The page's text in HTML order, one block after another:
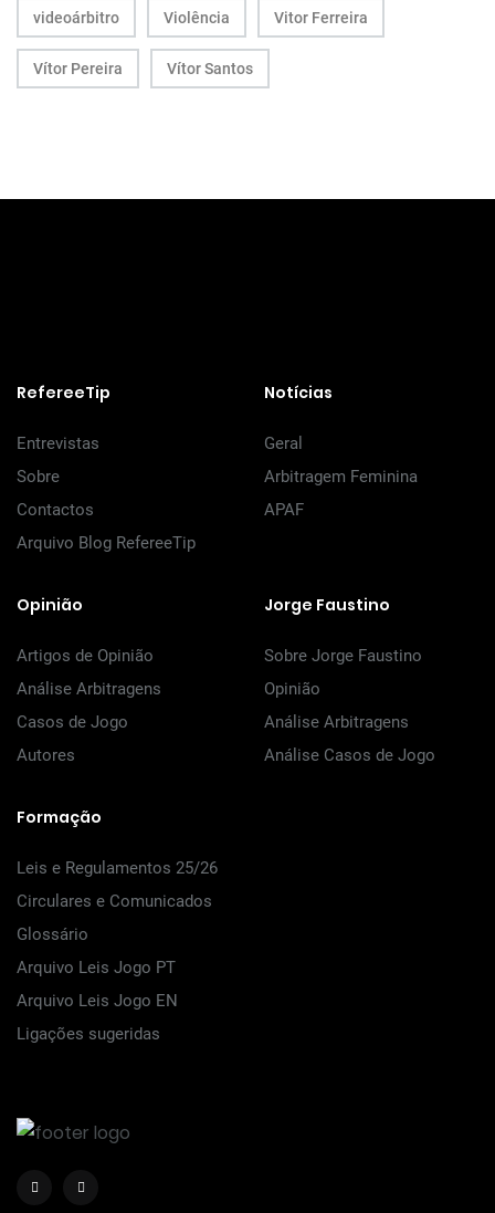
videoárbitro Violência Vitor Ferreira
Vítor Pereira Vítor Santos
RefereeTip
Entrevistas
Sobre
Contactos
Arquivo Blog RefereeTip
Notícias
Geral
Arbitragem Feminina
APAF
Opinião
Artigos de Opinião
Análise Arbitragens
Casos de Jogo
Autores
Jorge Faustino
Sobre Jorge Faustino
Opinião
Análise Arbitragens
Análise Casos de Jogo
Formação
Leis e Regulamentos 25/26
Circulares e Comunicados
Glossário
Arquivo Leis Jogo PT
Arquivo Leis Jogo EN
Ligações sugeridas